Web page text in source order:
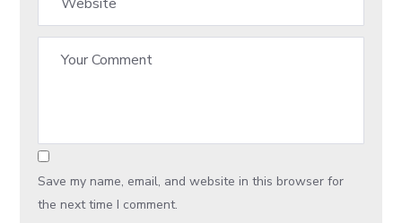
Save my name, email, and website in this browser for
the next time I comment.